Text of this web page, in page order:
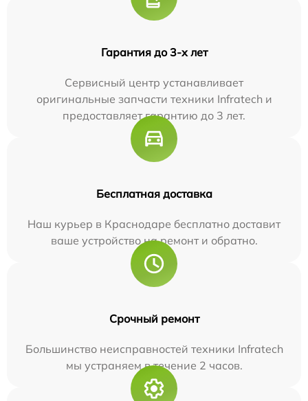
Гарантия до 3-х лет
Сервисный центр устанавливает
оригинальные запчасти техники Infratech и
предоставляет гарантию до 3 лет.
Бесплатная доставка
Наш курьер в Краснодаре бесплатно доставит
ваше устройство на ремонт и обратно.
Срочный ремонт
Большинство неисправностей техники Infratech
мы устраняем в течение 2 часов.